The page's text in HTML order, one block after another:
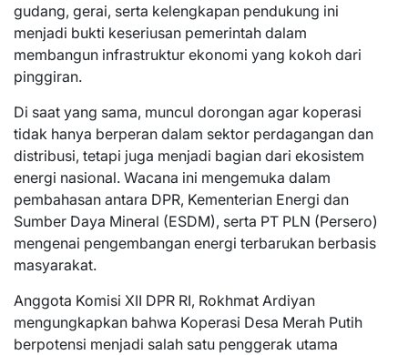
gudang, gerai, serta kelengkapan pendukung ini
menjadi bukti keseriusan pemerintah dalam
membangun infrastruktur ekonomi yang kokoh dari
pinggiran.
Di saat yang sama, muncul dorongan agar koperasi
tidak hanya berperan dalam sektor perdagangan dan
distribusi, tetapi juga menjadi bagian dari ekosistem
energi nasional. Wacana ini mengemuka dalam
pembahasan antara DPR, Kementerian Energi dan
Sumber Daya Mineral (ESDM), serta PT PLN (Persero)
mengenai pengembangan energi terbarukan berbasis
masyarakat.
Anggota Komisi XII DPR RI, Rokhmat Ardiyan
mengungkapkan bahwa Koperasi Desa Merah Putih
berpotensi menjadi salah satu penggerak utama